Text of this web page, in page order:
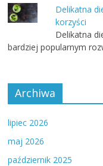
Delikatna
korzyści
Delikatna
bardziej popularnym
Archiwa
lipiec 2026
maj 2026
październik 2025